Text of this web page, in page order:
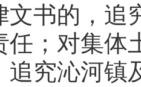
文书的，追
任；对集体
追究沁河镇